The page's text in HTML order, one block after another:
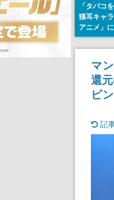
「タバコ
猫耳キャ
アニメ」
から批判
の使用と
めて、
マ
還
ピ
記